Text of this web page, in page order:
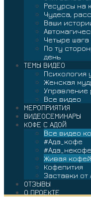
Ресурсы на
Чудеса,
Ваши
Четыре
По ту
день
ТЕМЫ ВИДЕО
Психология
Женская
Управление
Все видео
МЕРОПРИЯТИЯ
ВИДЕОСЕМИНАРЫ
КОФЕ С АДОЙ
Все видео
#Ада_кофе
#Ада_некофе
Живая
Кофепития
Заставки
ОТЗЫВЫ
О ПРОЕКТЕ